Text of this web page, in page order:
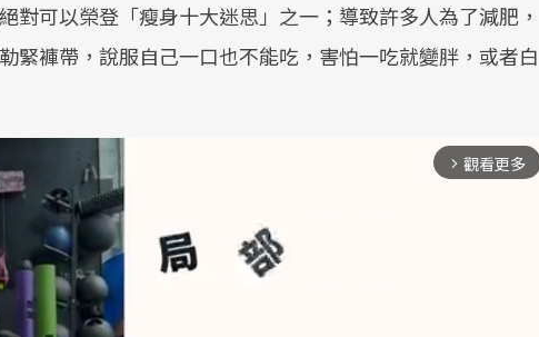
對可以榮登「瘦身十大迷思」之一；導致許多人為了減肥，
緊褲帶，說服自己一口也不能吃，害怕一吃就變胖，或者白
arrow_forward_ios 觀看更多
照3.0」的推進，「預防醫學」已成全民
關注的核心議題。然而，健檢不只是醫
改善行動。